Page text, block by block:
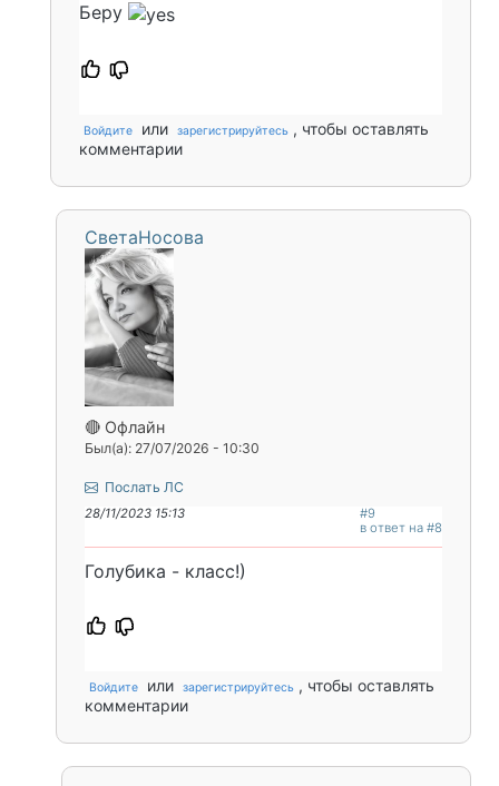
Беру
Войдите или зарегистрируйтесь , чтобы оставлять
комментарии
СветаНосова
🔴 Офлайн
Был(а): 27/07/2026 - 10:30
Послать ЛС
28/11/2023 15:13
#9
в ответ на #8
Голубика - класс!)
Войдите или зарегистрируйтесь , чтобы оставлять
комментарии